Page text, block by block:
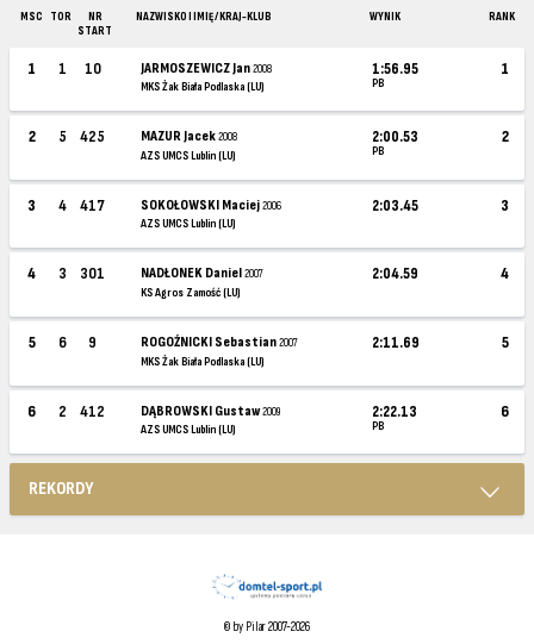
MSC TOR
NR
START
NAZWISKO I IMIĘ / KRAJ-KLUB WYNIK RANK
1 1 10 JARMOSZEWICZ Jan2008
MKS Żak Biała Podlaska (LU)
1:56.95
PB
1
2 5 425 MAZUR Jacek2008
AZS UMCS Lublin (LU)
2:00.53
PB
2
3 4 417 SOKOŁOWSKI Maciej2006
AZS UMCS Lublin (LU)
2:03.45 3
4 3 301 NADŁONEK Daniel2007
KS Agros Zamość (LU)
2:04.59 4
5 6 9 ROGOŹNICKI Sebastian2007
MKS Żak Biała Podlaska (LU)
2:11.69 5
6 2 412 DĄBROWSKI Gustaw2009
AZS UMCS Lublin (LU)
2:22.13
PB
6
REKORDY
© by Pilar 2007-2026